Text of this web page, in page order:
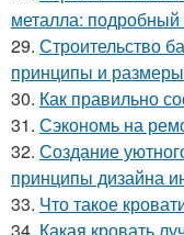
металла: подробный
29. Строительство
принципы и размеры
30. Как правильно
31. Сэкономь на
32. Создание
принципы дизайна
33. Что такое
34. Какая кровать